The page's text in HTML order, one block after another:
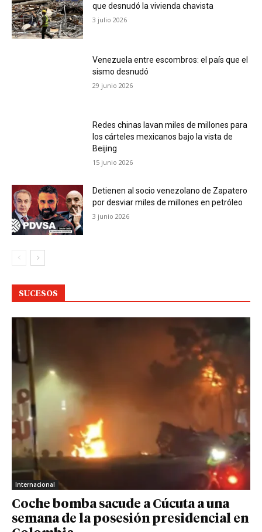
que desnudó la vivienda chavista
3 julio 2026
Venezuela entre escombros: el país que el
sismo desnudó
29 junio 2026
Redes chinas lavan miles de millones para
los cárteles mexicanos bajo la vista de
Beijing
15 junio 2026
Detienen al socio venezolano de Zapatero
por desviar miles de millones en petróleo
3 junio 2026
SUCESOS
Internacional
Coche bomba sacude a Cúcuta a una
semana de la posesión presidencial en